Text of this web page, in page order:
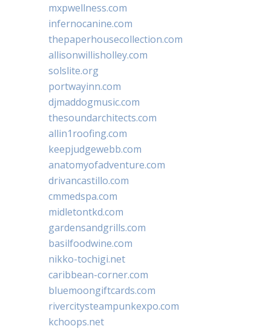
mxpwellness.com
infernocanine.com
thepaperhousecollection.com
allisonwillisholley.com
solslite.org
portwayinn.com
djmaddogmusic.com
thesoundarchitects.com
allin1roofing.com
keepjudgewebb.com
anatomyofadventure.com
drivancastillo.com
cmmedspa.com
midletontkd.com
gardensandgrills.com
basilfoodwine.com
nikko-tochigi.net
caribbean-corner.com
bluemoongiftcards.com
rivercitysteampunkexpo.com
kchoops.net